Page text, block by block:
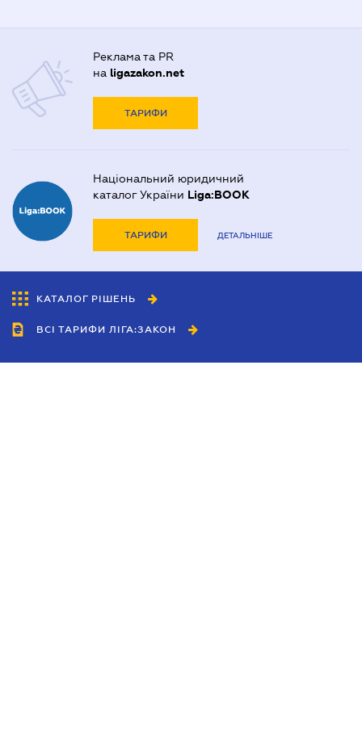
Реклама та PR
на ligazakon.net
ТАРИФИ
Національний юридичний
каталог України Liga:BOOK
ТАРИФИ ДЕТАЛЬНІШЕ
КАТАЛОГ РІШЕНЬ
ВСІ ТАРИФИ ЛІГА:ЗАКОН